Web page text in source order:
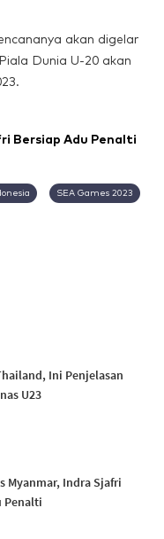
akan digelar
Dunia U-20 akan
Bersiap Adu Penalti
SEA Games 2023
Ini Penjelasan
U23
Myanmar, Indra Sjafri
Penalti